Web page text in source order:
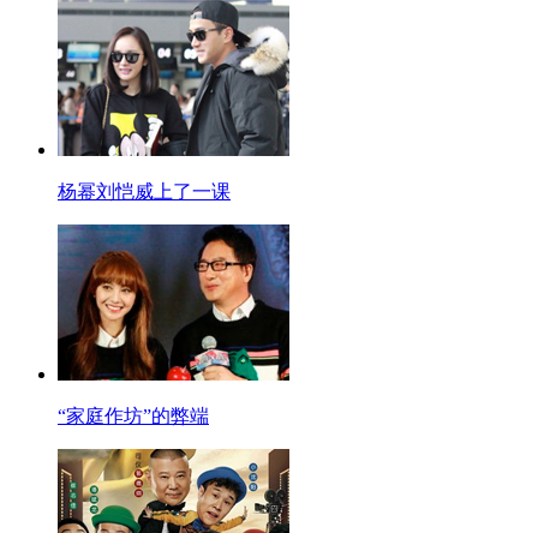
杨幂刘恺威上了一课
“家庭作坊”的弊端